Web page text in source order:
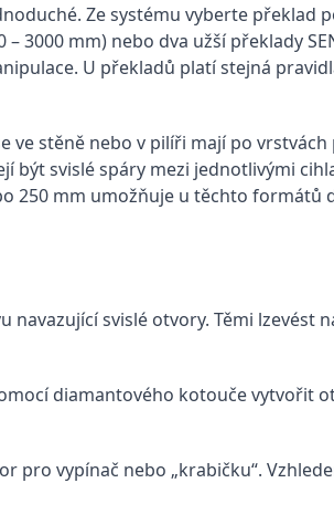
Ze systému vyberte překlad
3000 mm) nebo dva užší překlady
U překladů platí stejná
stěně nebo v pilíři mají po
být svislé spáry mezi jednotlivými
mm umožňuje u těchto formátů
svislé otvory. Těmi lzevést
diamantového kotouče vytvořit
pro vypínač nebo „krabičku“.